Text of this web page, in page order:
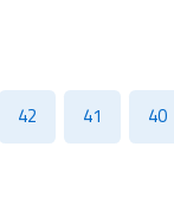
40
41
42